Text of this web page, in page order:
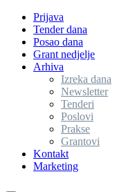
Prijava
Tender dana
Posao dana
Grant nedjelje
Arhiva
Izreka dana
Newsletter
Tenderi
Poslovi
Prakse
Grantovi
Kontakt
Marketing